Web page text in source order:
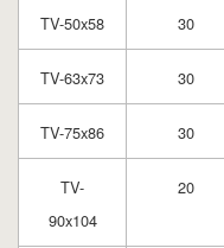
TV-50x58 30
TV-63x73 30
TV-75x86 30
TV-
90x104
20